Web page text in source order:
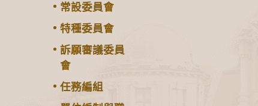
常設委員會
特種委員會
訴願審議委員
會
任務編組